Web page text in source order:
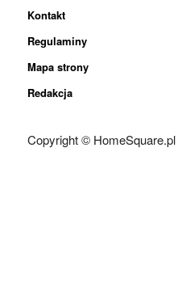
Kontakt
Regulaminy
Mapa strony
Redakcja
Copyright © HomeSquare.pl